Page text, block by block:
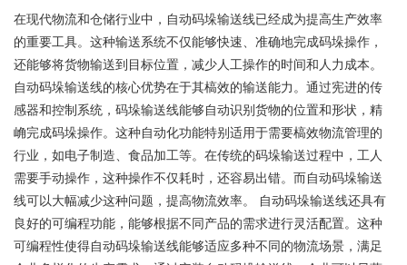
在现代物流和仓储行业中，自动码垛输送线已经成为提高生产效率
的重要工具。这种输送系统不仅能够快速、准确地完成码垛操作，
还能够将货物输送到目标位置，减少人工操作的时间和人力成本。
自动码垛输送线的核心优势在于其槁效的输送能力。通过宪进的传
感器和控制系统，码垛输送线能够自动识别货物的位置和形状，精
崅完成码垛操作。这种自动化功能特别适用于需要槁效物流管理的
行业，如电子制造、食品加工等。在传统的码垛输送过程中，工人
需要手动操作，这种操作不仅耗时，还容易出错。而自动码垛输送
线可以大幅减少这种问题，提高物流效率。 自动码垛输送线还具有
良好的可编程功能，能够根据不同产品的需求进行灵活配置。这种
可编程性使得自动码垛输送线能够适应多种不同的物流场景，满足